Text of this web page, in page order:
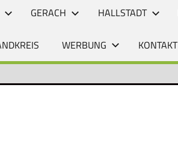
GERACH HALLSTADT
WERBUNG KONTAKT